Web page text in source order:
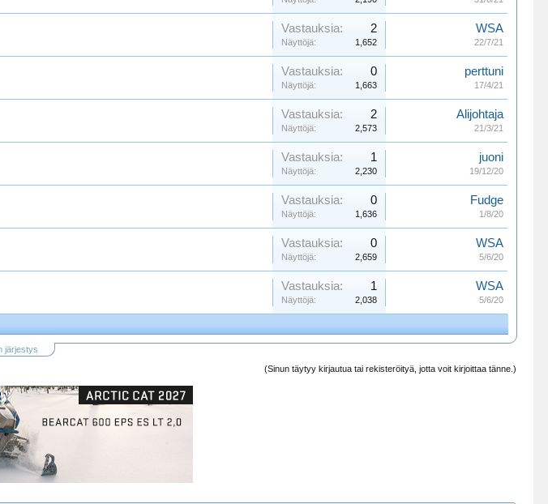
Vastauksia: 2
Näyttöjä: 1,652
WSA
22/7/21
Vastauksia: 0
Näyttöjä: 1,663
perttuni
17/4/21
Vastauksia: 2
Näyttöjä: 2,573
Alijohtaja
21/3/21
Vastauksia: 1
Näyttöjä: 2,230
juoni
19/12/20
Vastauksia: 0
Näyttöjä: 1,636
Fudge
1/8/20
Vastauksia: 0
Näyttöjä: 2,659
WSA
5/6/20
Vastauksia: 1
Näyttöjä: 2,038
WSA
5/6/20
järjestys
(Sinun täytyy kirjautua tai rekisteröityä, jotta voit kirjoittaa tänne.)